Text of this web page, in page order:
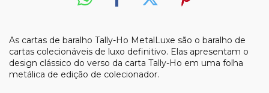
As cartas de baralho Tally-Ho MetalLuxe são o baralho de
cartas colecionáveis de luxo definitivo. Elas apresentam o
design clássico do verso da carta Tally-Ho em uma folha
metálica de edição de colecionador.